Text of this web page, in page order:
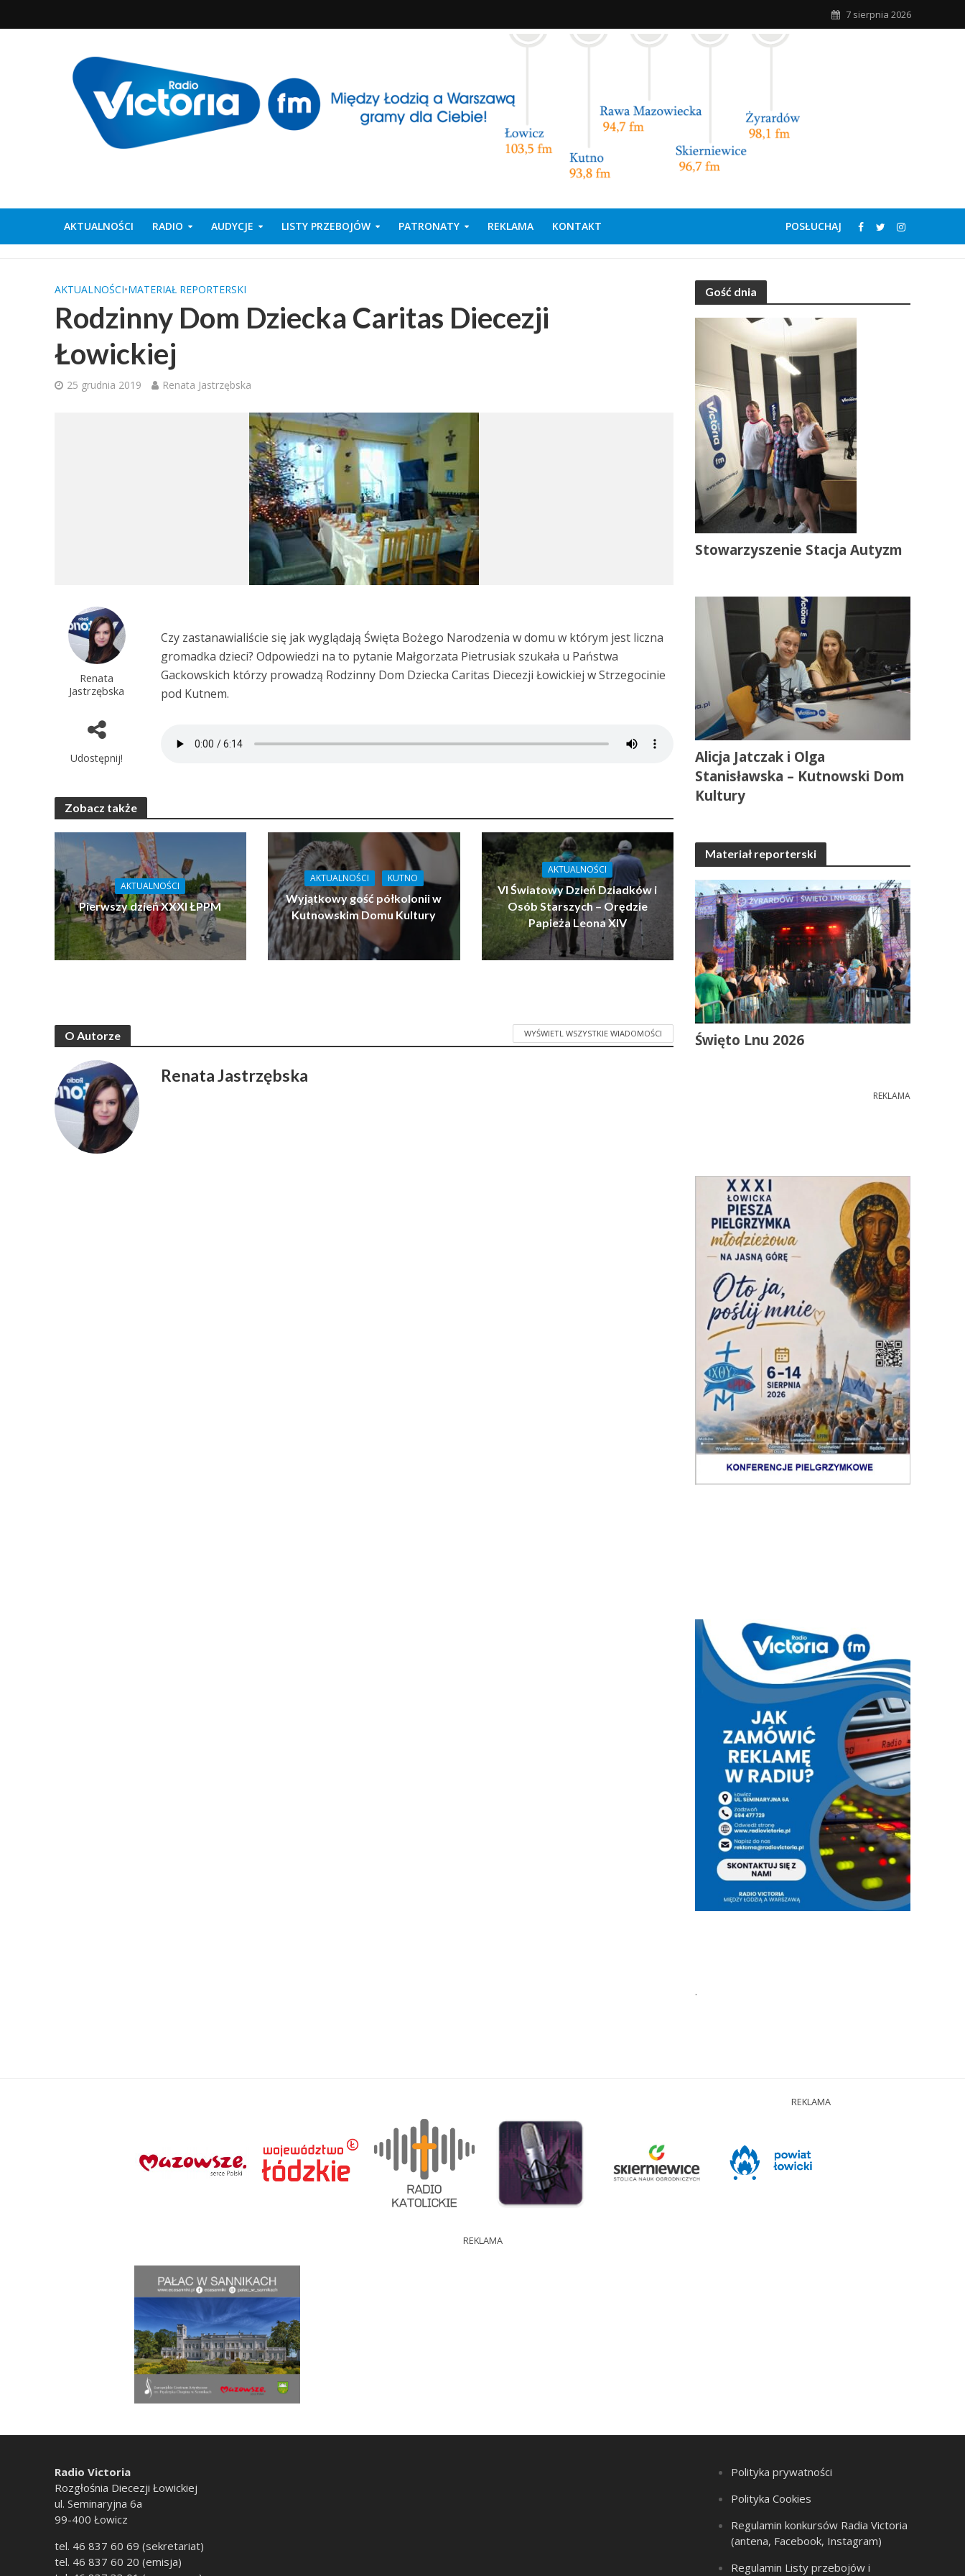
7 sierpnia 2026
AKTUALNOŚCI RADIO AUDYCJE LISTY PRZEBOJÓW PATRONATY REKLAMA KONTAKT POSŁUCHAJ
AKTUALNOŚCI•MATERIAŁ REPORTERSKI
Rodzinny Dom Dziecka Caritas Diecezji
Łowickiej
25 grudnia 2019 Renata Jastrzębska
Renata
Jastrzębska
Udostępnij!
Czy zastanawialiście się jak wyglądają Święta Bożego Narodzenia w domu w którym jest liczna
gromadka dzieci? Odpowiedzi na to pytanie Małgorzata Pietrusiak szukała u Państwa
Gackowskich którzy prowadzą Rodzinny Dom Dziecka Caritas Diecezji Łowickiej w Strzegocinie
pod Kutnem.
Zobacz także
AKTUALNOŚCI
Pierwszy dzień XXXI ŁPPM
AKTUALNOŚCI KUTNO
Wyjątkowy gość półkolonii w
Kutnowskim Domu Kultury
AKTUALNOŚCI
VI Światowy Dzień Dziadków i
Osób Starszych – Orędzie
Papieża Leona XIV
O Autorze WYŚWIETL WSZYSTKIE WIADOMOŚCI
Renata Jastrzębska
Gość dnia
Stowarzyszenie Stacja Autyzm
Alicja Jatczak i Olga
Stanisławska – Kutnowski Dom
Kultury
Materiał reporterski
Święto Lnu 2026
REKLAMA
.
REKLAMA
REKLAMA
Radio Victoria
Rozgłośnia Diecezji Łowickiej
ul. Seminaryjna 6a
99-400 Łowicz
tel. 46 837 60 69 (sekretariat)
tel. 46 837 60 20 (emisja)
Polityka prywatności
Polityka Cookies
Regulamin konkursów Radia Victoria
(antena, Facebook, Instagram)
Regulamin Listy przebojów i